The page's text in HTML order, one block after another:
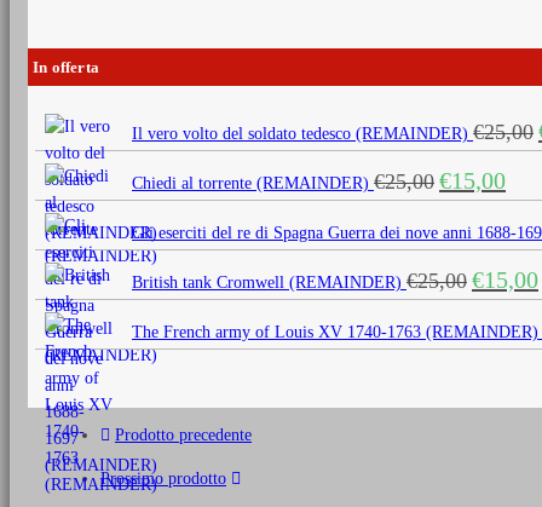
In offerta
Il vero volto del soldato tedesco (REMAINDER) €25,00
Chiedi al torrente (REMAINDER) €25,00 Il
prezzo
originale
era:
€25,00.
€15,00
è:
Gli eserciti del re di Spagna Guerra dei nove anni 1688-
British tank Cromwell (REMAINDER) €25,00 Il
prezzo
originale
era:
€15,00
The French army of Louis XV 1740-1763 (REMAINDER)
Prodotto precedente
Prossimo prodotto